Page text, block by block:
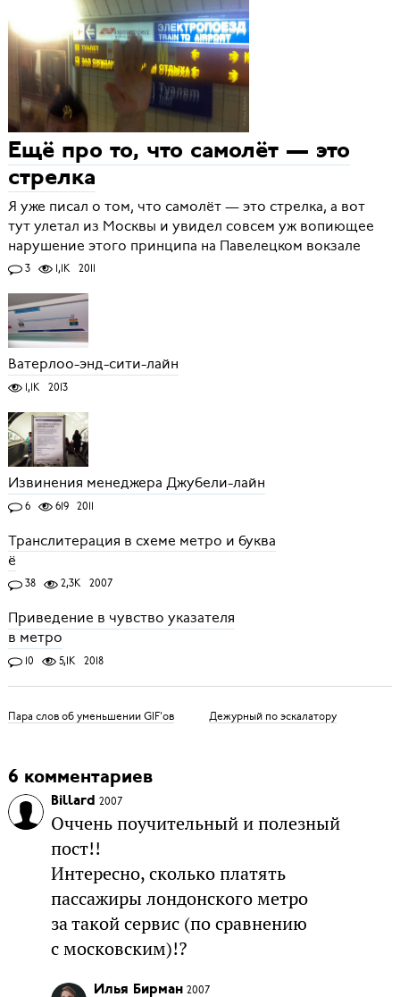
Ещё про то, что самолёт — это
стрелка
Я уже писал о том, что самолёт — это стрелка, а вот
тут улетал из Москвы и увидел совсем уж вопиющее
нарушение этого принципа на Павелецком вокзале
3 1,1K 2011
Ватерлоо-энд-сити-лайн
1,1K 2013
Извинения менеджера Джубели-лайн
6 619 2011
Транслитерация в схеме метро и буква
ё
38 2,3K 2007
Приведение в чувство указателя
в метро
10 5,1K 2018
Пара слов об уменьшении GIF’ов Дежурный по эскалатору
6 комментариев
Billard 2007
Оччень поучительный и полезный
пост!!
Интересно, сколько платять
пассажиры лондонского метро
за такой сервис (по сравнению
с московским)!?
Илья Бирман 2007